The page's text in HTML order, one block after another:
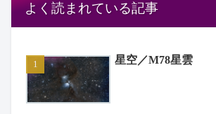
よく読まれている記事
星空／M78星雲